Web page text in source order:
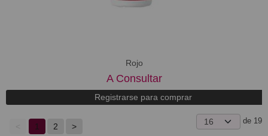
Rojo
A Consultar
Registrarse para comprar
1 2 >
de 19